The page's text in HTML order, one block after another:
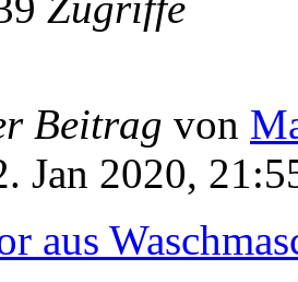
Beitrag von
Jan 2020,
aus